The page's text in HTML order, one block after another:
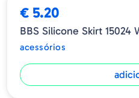
€ 5.20
BBS Silicone Skirt 15024
acessórios